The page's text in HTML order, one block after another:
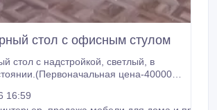
стол с офисным стулом
с надстройкой, светлый, в
цена-40000
компьютера и для лэптопа. Полки
16:59